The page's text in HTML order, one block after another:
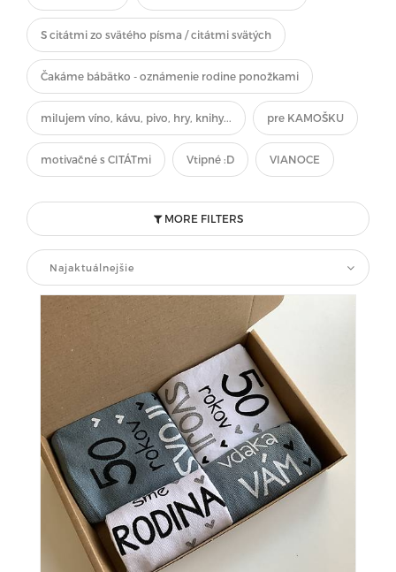
S citátmi zo svätého písma / citátmi svätých
Čakáme bábätko - oznámenie rodine ponožkami
milujem víno, kávu, pivo, hry, knihy... pre KAMOŠKU
motivačné s CITÁTmi Vtipné :D VIANOCE
MORE FILTERS
Najaktuálnejšie